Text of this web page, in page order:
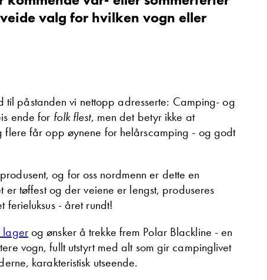
Øystein Skogstad
bodelsverksted
Vis telefon
Ta kontakt
på noe? Spør!
valg for hvilken vogn eller
til påstanden vi nettopp adresserte: Camping- og
ende for folk flest, men det betyr ikke at
flere får opp øynene for helårscamping - og godt
og for oss nordmenn er dette en
tøffest og der veiene er lengst, produseres
ferieluksus - året rundt!
lagerog ønsker å trekke frem Polar Blackline - en
vogn, fullt utstyrt med alt som gir campinglivet
karakteristisk utseende.